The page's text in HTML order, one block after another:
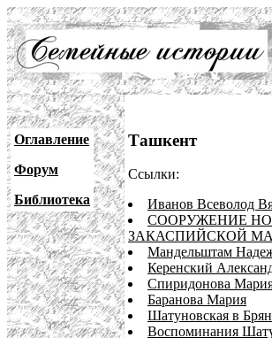
Оглавление
Форум
Библиотека
Ташкент
Ссылки:
Иванов Всеволод
СООРУЖЕНИЕ
ЗАКАСПИЙСКОЙ
Мандельштам
Керенский
Спиридонова
Баранова Мария
Шатуновская в
Воспоминания